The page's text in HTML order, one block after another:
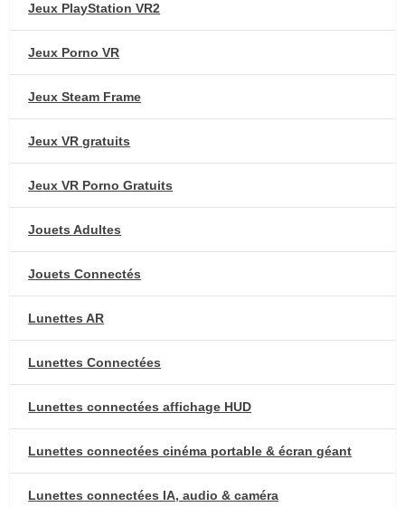
Jeux PlayStation VR2
Jeux Porno VR
Jeux Steam Frame
Jeux VR gratuits
Jeux VR Porno Gratuits
Jouets Adultes
Jouets Connectés
Lunettes AR
Lunettes Connectées
Lunettes connectées affichage HUD
Lunettes connectées cinéma portable & écran géant
Lunettes connectées IA, audio & caméra